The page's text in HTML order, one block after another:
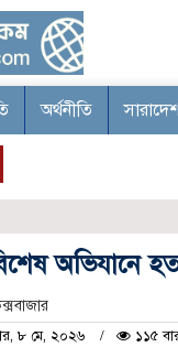
অর্থনীতি
অভিযানে
৮ মে, ২০২৬ ১১৫